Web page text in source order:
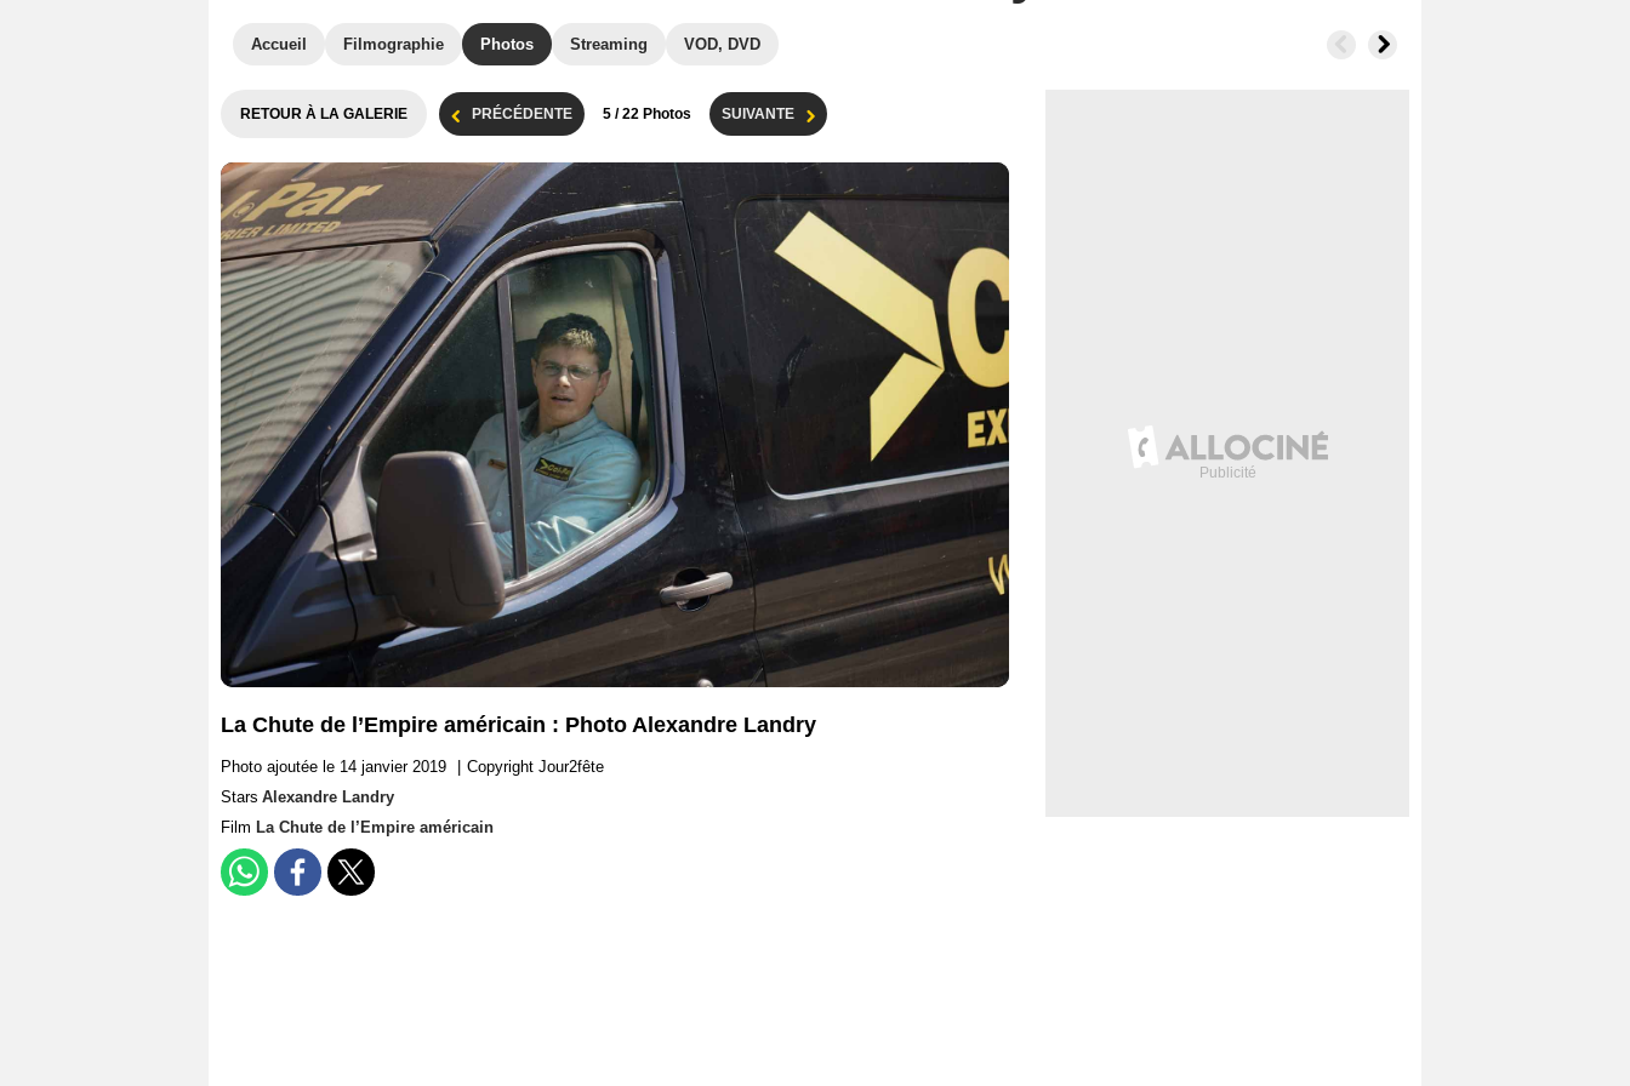
Accueil Filmographie Photos Streaming VOD, DVD
RETOUR À LA GALERIE PRÉCÉDENTE 5 / 22 Photos SUIVANTE
La Chute de l’Empire américain : Photo Alexandre Landry
Photo ajoutée le 14 janvier 2019
Copyright Jour2fête
Stars Alexandre Landry
Film La Chute de l’Empire américain